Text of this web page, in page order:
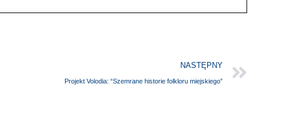
NASTĘPNY
Projekt Volodia: “Szemrane historie folkloru miejskiego”